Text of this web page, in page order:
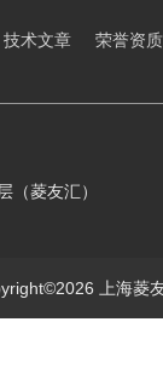
技术文章 荣誉资质
（菱友汇）
上海菱